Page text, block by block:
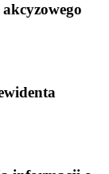
akcyzowego